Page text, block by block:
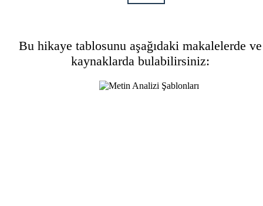
Bu hikaye tablosunu aşağıdaki makalelerde ve
kaynaklarda bulabilirsiniz: